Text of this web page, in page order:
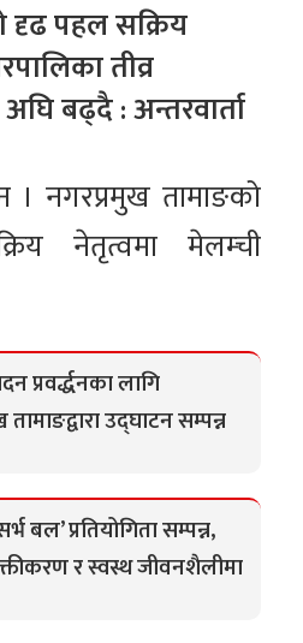
दृढ पहल सक्रिय
तीव्र
बढ्दै : अन्तरवार्ता
। नगरप्रमुख तामाङको
नेतृत्वमा मेलम्ची
प्रवर्द्धनका लागि
उद्घाटन सम्पन्न
बल’ प्रतियोगिता सम्पन्न,
र स्वस्थ जीवनशैलीमा